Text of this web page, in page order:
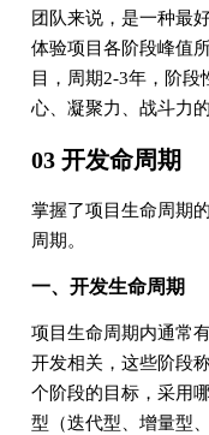
团队来说，是一种最
体验项目各阶段峰值
目，周期2-3年，阶
心、凝聚力、战斗力
03 开发命周期
掌握了项目生命周期
周期。
一、开发生命周期
项目生命周期内通常
开发相关，这些阶段
个阶段的目标，采用
型（迭代型、增量型